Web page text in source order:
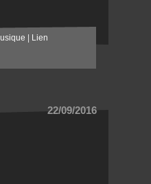
Lien
22/09/2016